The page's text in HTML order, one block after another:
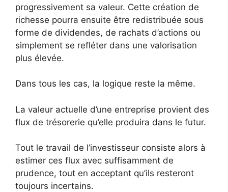
progressivement sa valeur. Cette création de
richesse pourra ensuite être redistribuée sous
forme de dividendes, de rachats d’actions ou
simplement se refléter dans une valorisation
plus élevée.
Dans tous les cas, la logique reste la même.
La valeur actuelle d’une entreprise provient des
flux de trésorerie qu’elle produira dans le futur.
Tout le travail de l’investisseur consiste alors à
estimer ces flux avec suffisamment de
prudence, tout en acceptant qu’ils resteront
toujours incertains.